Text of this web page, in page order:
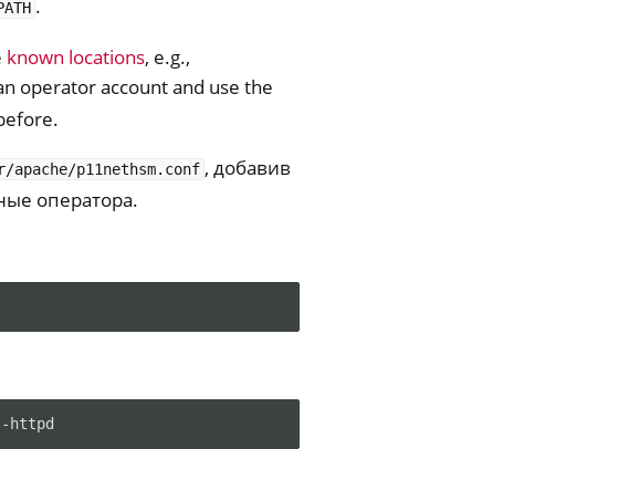
.
known locations, e.g.,
operator account and use the
apache/p11nethsm.conf , добавив
оператора.